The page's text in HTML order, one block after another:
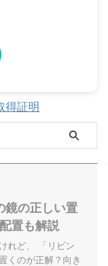
鏡の正しい置
置も解説
れど、 「リビン
くのが正解？向き